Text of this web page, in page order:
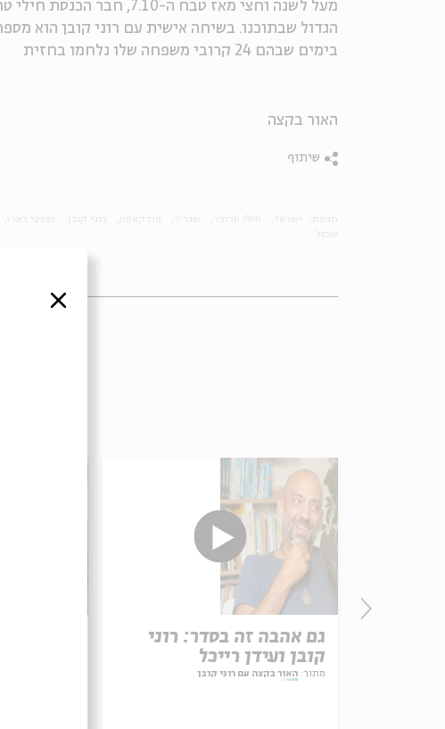
מעל לשנה וחצי מאז טבח ה-
הגדול שבתוכנו. בשיחה אישית עם רוני קובן הוא
בימים שבהם 24 קרובי משפחה שלו נלחמו בחזית
האור בקצה
שיתוף
גם אהבה זה בסדר: רוני
קובן ועידן רייכל
מתוך: האור בקצה עם רוני קובן
סגור